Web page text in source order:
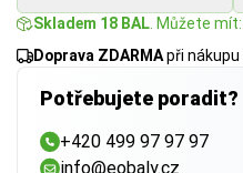
Skladem 18 BAL . Můžete
Doprava ZDARMApři nákupu
Potřebujete poradit?
+420 499 97 97 97
info@eobaly.cz